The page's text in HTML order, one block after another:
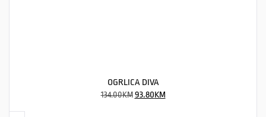
OGRLICA DIVA
134.00KM 93.80KM